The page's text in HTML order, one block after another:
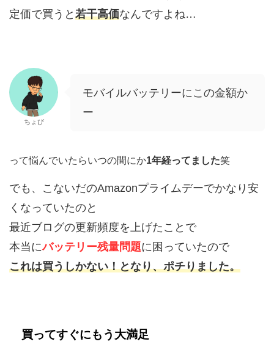
定価で買うと 若干高価なんですよね…
ちょび
モバイルバッテリーにこの金額か
ー
って悩んでいたらいつの間にか1年経ってました笑
でも、こないだのAmazonプライムデーでかなり安
くなっていたのと
最近ブログの更新頻度を上げたことで
本当にバッテリー残量問題に困っていたので
これは買うしかない！となり、ポチりました。
買ってすぐにもう大満足